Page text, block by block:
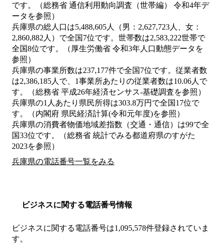
です。（総務省 通信利用動向調査（世帯編） 令和4年デ
ータを参照）
兵庫県の総人口は5,488,605人（男：2,627,723人、女：
2,860,882人）で全国7位です。世帯数は2,583,222世帯で
全国8位です。（厚生労働省 令和3年人口動態データを
参照）
兵庫県の事業所数は237,177件で全国7位です。従業者数
は2,386,185人で、1事業所あたりの従業者数は10.06人で
す。（総務省 平成26年経済センサス‐基礎調査を参照）
兵庫県の1人あたり県民所得は303.8万円で全国17位で
す。（内閣府 県民経済計算(令和元年度)を参照）
兵庫県の消費者物価地域差指数（交通・通信）は99で全
国33位です。（総務省 統計でみる都道府県のすがた
2023を参照）
兵庫県の電話番号一覧をみる
ビジネスに関する電話番号情報
ビジネスに関する電話番号は1,095,578件登録されていま
す。